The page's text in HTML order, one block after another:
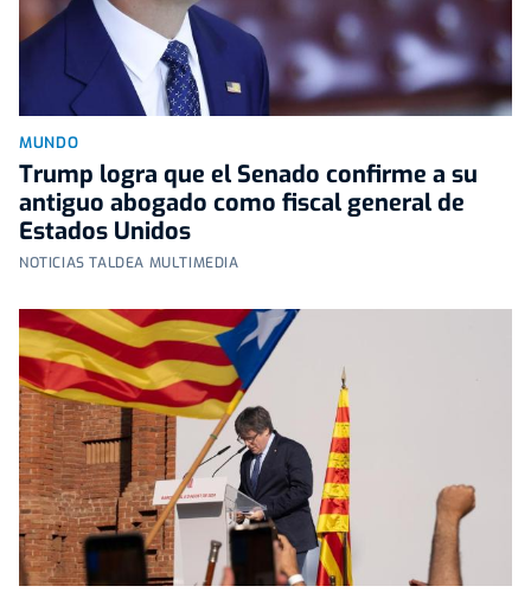
MUNDO
Trump logra que el Senado confirme a su
antiguo abogado como fiscal general de
Estados Unidos
NOTICIAS TALDEA MULTIMEDIA